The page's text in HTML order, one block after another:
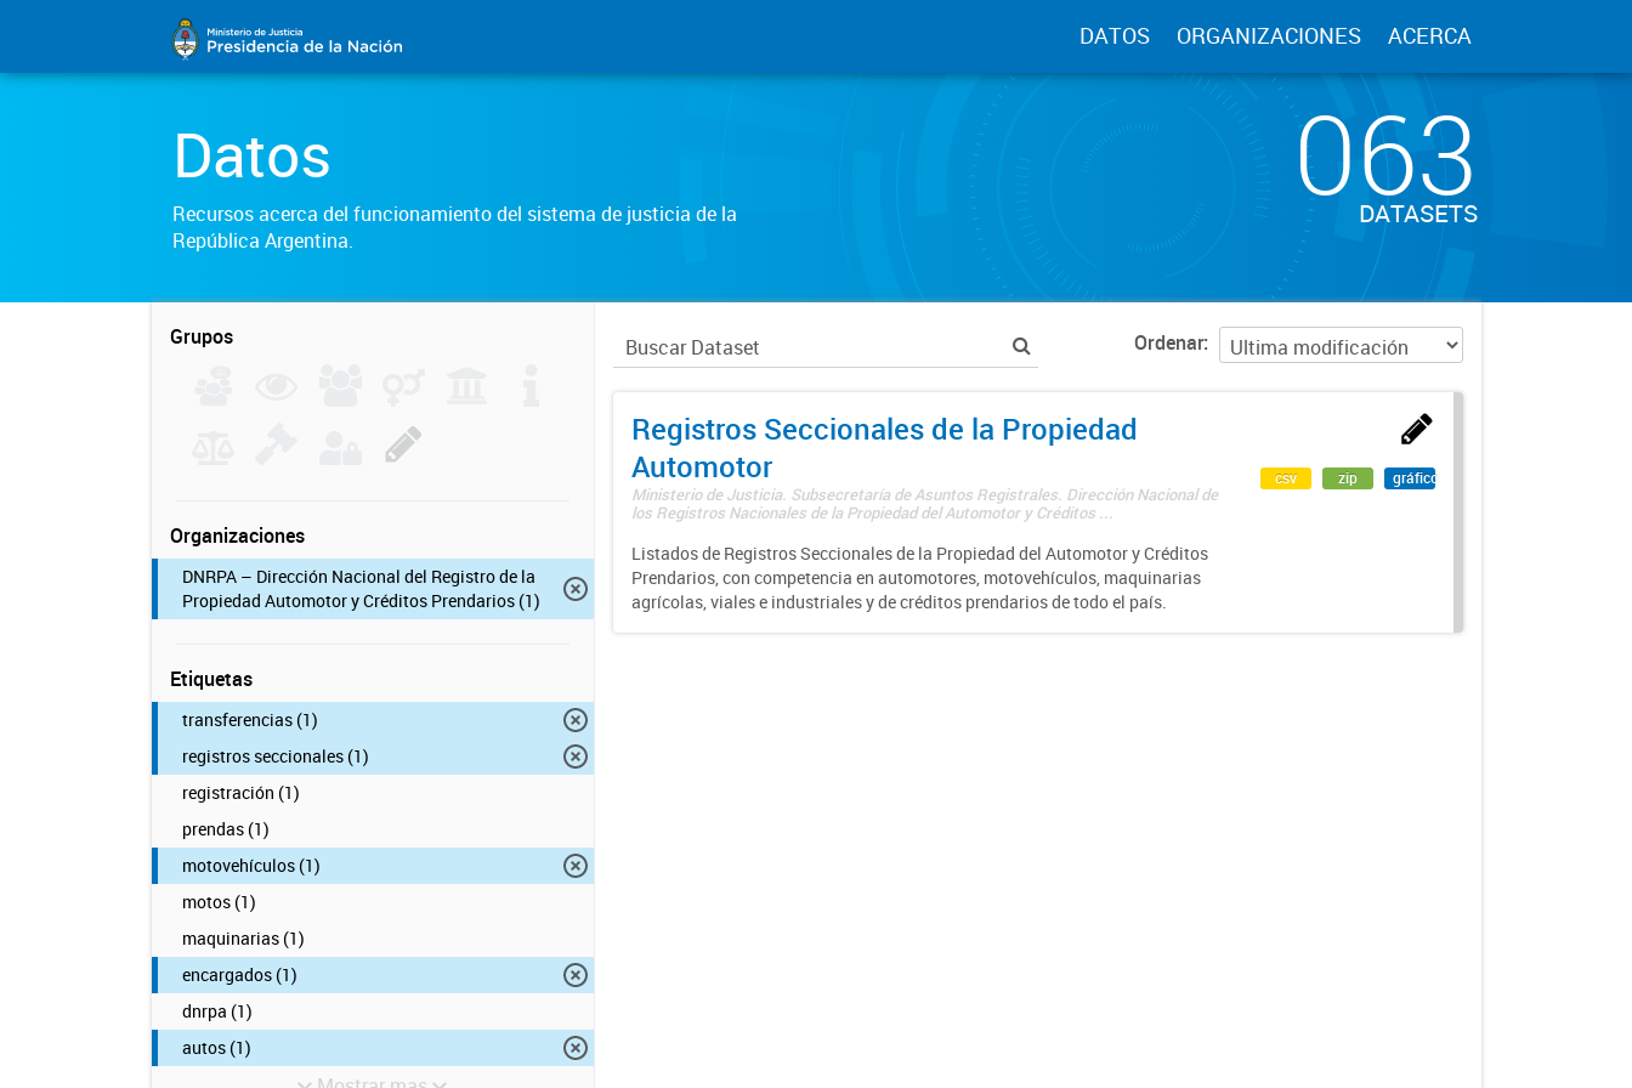
DATOS ORGANIZACIONES ACERCA
Datos
Recursos acerca del funcionamiento del sistema de justicia de la
República Argentina.
063
DATASETS
Grupos
Organizaciones
DNRPA – Dirección Nacional del Registro de la
Propiedad Automotor y Créditos Prendarios (1)
Etiquetas
transferencias (1)
registros seccionales (1)
registración (1)
prendas (1)
motovehículos (1)
motos (1)
maquinarias (1)
encargados (1)
dnrpa (1)
autos (1)
Ordenar
Registros Seccionales de la Propiedad
Automotor
Ministerio de Justicia. Subsecretaría de Asuntos Registrales. Dirección Nacional de
los Registros Nacionales de la Propiedad del Automotor y Créditos ...
Listados de Registros Seccionales de la Propiedad del Automotor y Créditos
Prendarios, con competencia en automotores, motovehículos, maquinarias
agrícolas, viales e industriales y de créditos prendarios de todo el país.
csv zip gráfico